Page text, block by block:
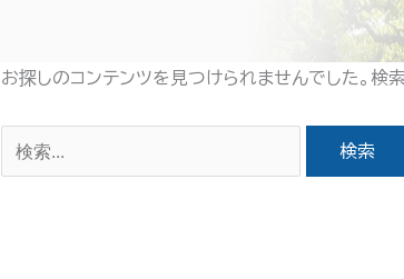
お探しのコンテンツを見つけられませんでした。検
索